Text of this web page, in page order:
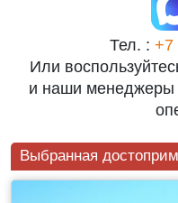
Тел. : +7
Или
и наши менеджеры
Выбранная